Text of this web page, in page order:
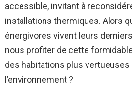
accessible, invitant à
installations thermiques. Alors
énergivores vivent leurs
nous profiter de cette
des habitations plus
l’environnement ?